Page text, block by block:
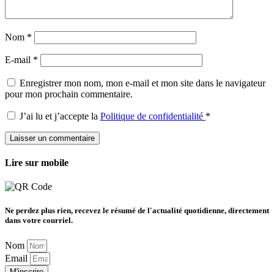
Nom *
E-mail *
Enregistrer mon nom, mon e-mail et mon site dans le navigateur
pour mon prochain commentaire.
J’ai lu et j’accepte la Politique de confidentialité *
Lire sur mobile
Ne perdez plus rien, recevez le résumé de l'actualité quotidienne, directement
dans votre courriel.
Nom
Email